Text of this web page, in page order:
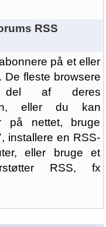
RSS
på et eller
De fleste browsere
af deres
eller du kan
på nettet, bruge
installere en RSS-
eller bruge et
RSS, fx